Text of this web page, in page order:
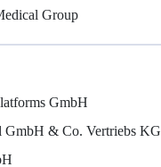
Group
GmbH
GmbH & Co. Vertriebs KG